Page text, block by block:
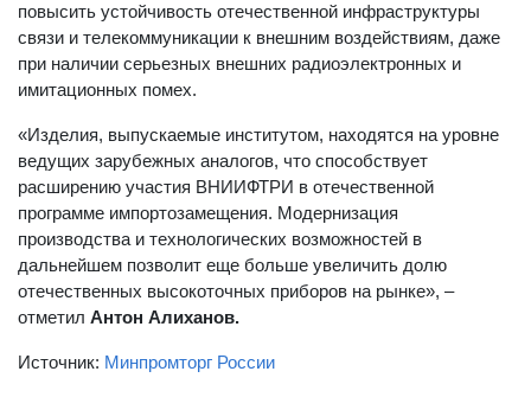
повысить устойчивость отечественной инфраструктуры
связи и телекоммуникации к внешним воздействиям, даже
при наличии серьезных внешних радиоэлектронных и
имитационных помех.
«Изделия, выпускаемые институтом, находятся на уровне
ведущих зарубежных аналогов, что способствует
расширению участия ВНИИФТРИ в отечественной
программе импортозамещения. Модернизация
производства и технологических возможностей в
дальнейшем позволит еще больше увеличить долю
отечественных высокоточных приборов на рынке», –
отметил Антон Алиханов.
Источник: Минпромторг России